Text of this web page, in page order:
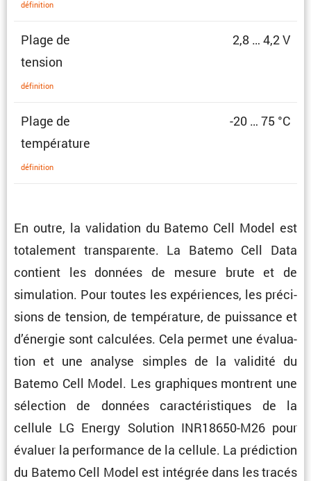
défini­tion
Plage de
tension
défini­tion
2,8 … 4,2 V
Plage de
température
défini­tion
-20 … 75 °C
En outre, la valida­tion du Batemo Cell Model est
totale­ment trans­pa­rente. La Batemo Cell Data
contient les données de mesure brute et de
simula­tion. Pour toutes les expériences, les préci­
sions de tension, de tempé­ra­ture, de puissance et
d’énergie sont calcu­lées. Cela permet une évalua­
tion et une analyse simples de la validité du
Batemo Cell Model. Les graphiques montrent une
sélec­tion de données carac­té­ris­tiques de la
cellule LG Energy Solution INR18650-M26 pour
évaluer la perfor­mance de la cellule. La prédic­tion
du Batemo Cell Model est intégrée dans les tracés